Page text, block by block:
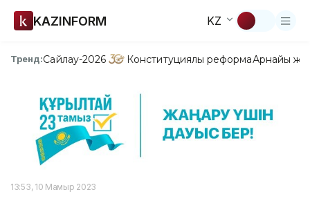
KAZINFORM KZ
Тренд:Сайлау-2026 Конституциялық реформаАрнайы
13:53, 10 Мамыр 2023